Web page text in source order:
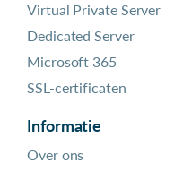
Virtual Private Server
Dedicated Server
Microsoft 365
SSL-certificaten
Informatie
Over ons